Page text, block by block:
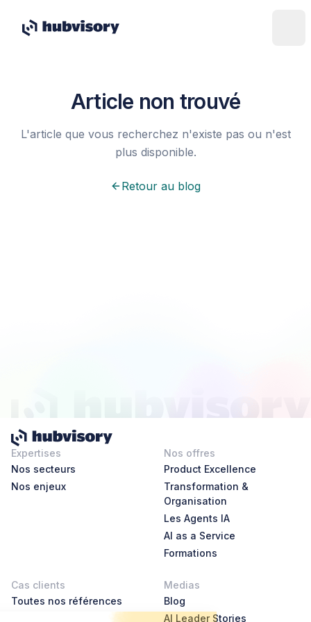
Article non trouvé
L'article que vous recherchez n'existe pas ou n'est
plus disponible.
Retour au blog
Expertises
Nos secteurs
Nos enjeux
Nos offres
Product Excellence
Transformation &
Organisation
Les Agents IA
AI as a Service
Formations
Cas clients
Toutes nos références
Medias
Blog
AI Leader Stories